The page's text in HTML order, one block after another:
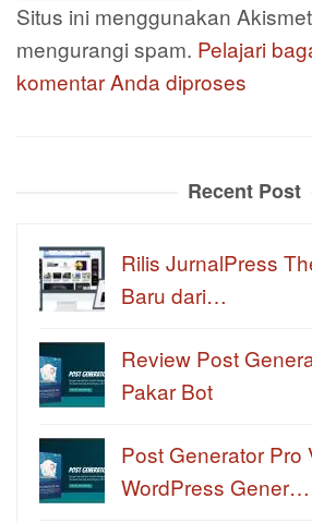
Situs ini menggunakan
mengurangi spam. Pelajari
komentar Anda diproses
Recent Post
Rilis JurnalPress
Baru dari…
Review Post
Pakar Bot
Post Generator Pro
WordPress Gener…